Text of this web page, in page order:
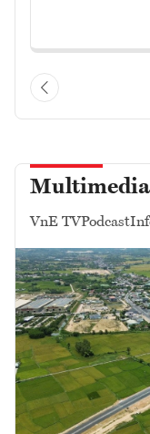
Multimedia
VnE TVPodcast